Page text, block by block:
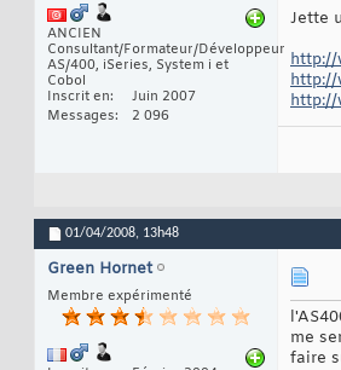
ANCIEN
Consultant/Formateur/Développeur
AS/400, iSeries, System i et
Cobol
Inscrit en
Juin 2007
Messages
2 096
Jette
http://
http://
http://
01/04/2008, 13h48
Green Hornet
Membre expérimenté
me
faire